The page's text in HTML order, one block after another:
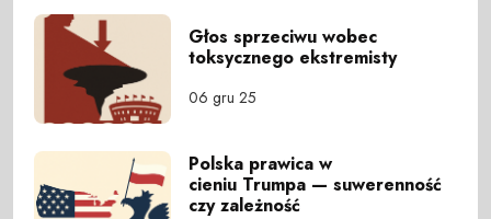
Głos sprzeciwu wobec
toksycznego ekstremisty
06 gru 25
Polska prawica w
cieniu Trumpa — suwerenność
czy zależność